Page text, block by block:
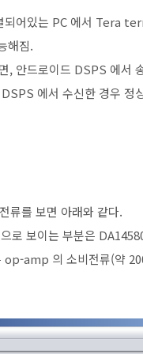
되어있는 PC 에서 Tera
해짐.
, 안드로이드 DSPS 에서
에서 수신한 경우 정
를 보면 아래와 같다.
보이는 부분은
amp 의 소비전류(약